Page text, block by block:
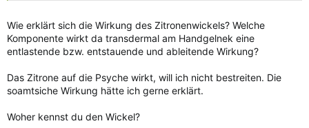
Wie erklärt sich die Wirkung des Zitronenwickels? Welche
Komponente wirkt da transdermal am Handgelnek eine
entlastende bzw. entstauende und ableitende Wirkung?
Das Zitrone auf die Psyche wirkt, will ich nicht bestreiten. Die
soamtsiche Wirkung hätte ich gerne erklärt.
Woher kennst du den Wickel?